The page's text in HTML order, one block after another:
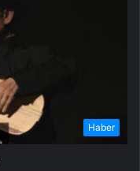
Haber